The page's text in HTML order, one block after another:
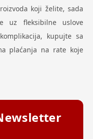
koji želite, sada
uz fleksibilne uslove
kupujte sa
plaćanja na rate koje